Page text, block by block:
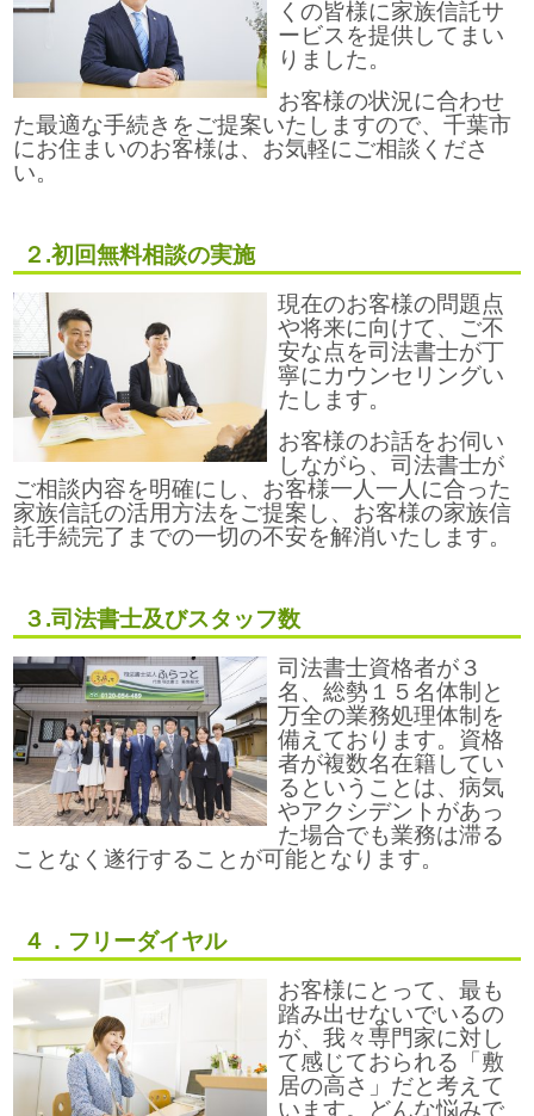
くの皆様に家族信託サ
ービスを提供してまい
りました。
お客様の状況に合わせ
た最適な手続きをご提案いたしますので、千葉市
にお住まいのお客様は、お気軽にご相談くださ
い。
２.初回無料相談の実施
現在のお客様の問題点
や将来に向けて、ご不
安な点を司法書士が丁
寧にカウンセリングい
たします。
お客様のお話をお伺い
しながら、司法書士が
ご相談内容を明確にし、お客様一人一人に合った
家族信託の活用方法をご提案し、お客様の家族信
託手続完了までの一切の不安を解消いたします。
３.司法書士及びスタッフ数
司法書士資格者が３
名、総勢１５名体制と
万全の業務処理体制を
備えております。資格
者が複数名在籍してい
るということは、病気
やアクシデントがあっ
た場合でも業務は滞る
ことなく遂行することが可能となります。
４．フリーダイヤル
お客様にとって、最も
踏み出せないでいるの
が、我々専門家に対し
て感じておられる「敷
居の高さ」だと考えて
います。どんな悩みで